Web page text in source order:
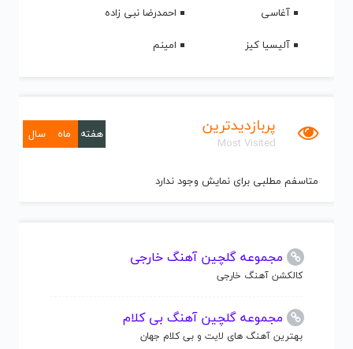
آغاسی
احمدرضا نبی زاده
آلیسیا کیز
امینم
پربازدیدترین
Most Visited
هفته ماه سال
متاسفم مطلبی برای نمایش وجود ندارد
مجموعه گلچین آهنگ خارجی
کالکشن آهنگ خارجی
مجموعه گلچین آهنگ بی کلام
بهترین آهنگ های لایت و بی کلام جهان